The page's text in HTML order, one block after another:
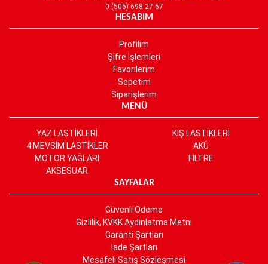
0 (505) 698 27 67
HESABIM
Profilim
Şifre İşlemleri
Favorilerim
Sepetim
Siparişlerim
MENÜ
YAZ LASTİKLERİ
KIŞ LASTİKLERİ
4 MEVSİM LASTİKLER
AKÜ
MOTOR YAĞLARI
FİLTRE
AKSESUAR
SAYFALAR
Güvenli Ödeme
Gizlilik, KVKK Aydınlatma Metni
Garanti Şartları
İade Şartları
Mesafeli Satış Sözleşmesi